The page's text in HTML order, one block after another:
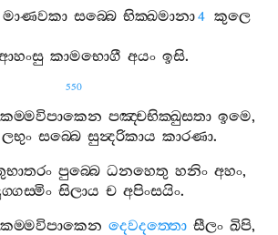
මාණවකා සබ‍්බෙ භික‍්ඛමානා4
කුලෙ
කාමභොගී අයං ඉසි.
550
කම‍්මවිපාකෙන පඤ‍්චභික‍්ඛුසතා ඉමෙ,
ලභුං සබ‍්බෙ සුන්‍දරිකාය කාරණා.
පුබ‍්බෙ ධනහෙතු හනිං අහං,
සිලාය ච අපිංසයිං.
කම‍්මවිපාකෙන දෙවදත‍්තො සීලං ඛිපි,